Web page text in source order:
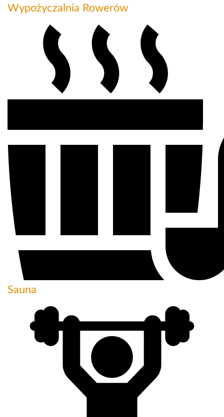
Wypożyczalnia Rowerów
Sauna